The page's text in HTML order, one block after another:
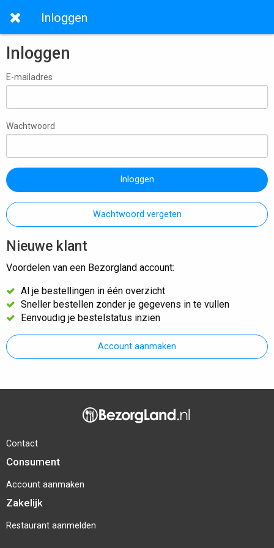
Inloggen
Inloggen
E-mailadres
Wachtwoord
Inloggen
Wachtwoord vergeten
Nieuwe klant
Voordelen van een Bezorgland account:
Al je bestellingen in één overzicht
Sneller bestellen zonder je gegevens in te vullen
Eenvoudig je bestelstatus inzien
Account aanmaken
Contact
Consument
Account aanmaken
Zakelijk
Restaurant aanmelden